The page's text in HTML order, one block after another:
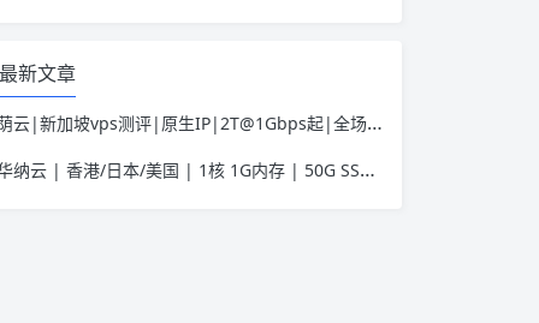
最新文章
云|新加坡vps测评|原生IP|2T@1Gbps起|全场7折|月付$7起|解锁新加坡流媒体|移动直连
纳云 | 香港/日本/美国 | 1核 1G内存 | 50G SSD | 不限流量 | 首月19.9元起